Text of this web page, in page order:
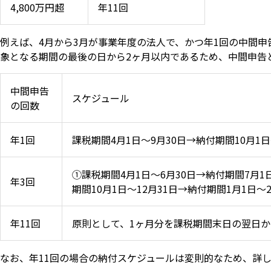
4,800万円超 年11回
例えば、4月から3月が事業年度の法人で、かつ年1回の中間
象となる期間の最後の日から2ヶ月以内であるため、中間申
中間申告
の回数
スケジュール
年1回 課税期間4月1日〜9月30日→納付期間10月1
年3回
①課税期間4月1日〜6月30日→納付期間7月
期間10月1日〜12月31日→納付期間1月1日〜
年11回 原則として、1ヶ月分を課税期間末日の翌日
なお、年11回の場合の納付スケジュールは変則的なため、詳